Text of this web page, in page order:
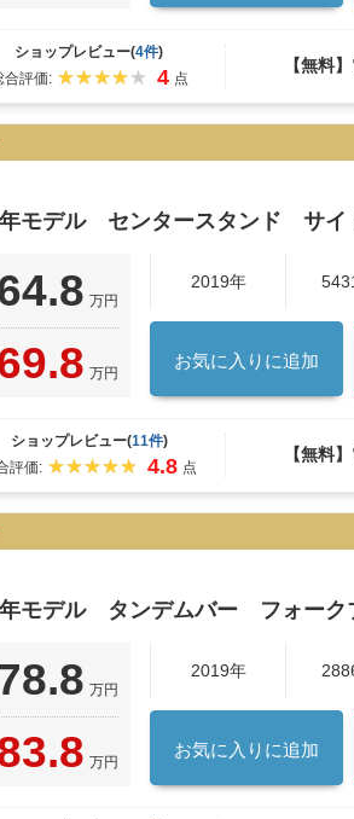
ショップレビュー(4件)
合評価:
4 点
【無料
モデル センタースタンド サイ
万円
万円
2019年
お気に入りに追加
ショップレビュー(11件)
評価:
4.8 点
【無料
モデル タンデムバー フォーク
万円
万円
2019年
お気に入りに追加